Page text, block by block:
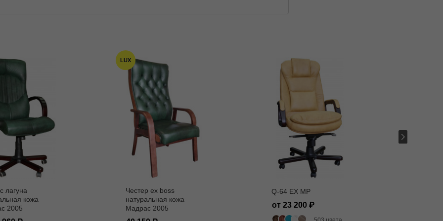
лагуна
кожа
2005
LUX
Честер ех boss
натуральная кожа
Мадрас 2005
Q-64 EX MP
от 23 200